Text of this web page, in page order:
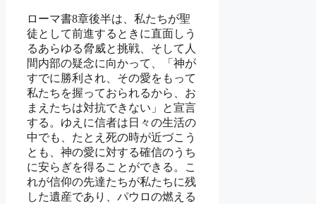
ローマ書8章後半は、私たちが聖
徒として前進するときに直面しう
るあらゆる脅威と挑戦、そして人
間内部の疑念に向かって、「神が
すでに勝利され、その愛をもって
私たちを握っておられるから、お
まえたちは対抗できない」と宣言
する。ゆえに信者は日々の生活の
中でも、たとえ死の時が近づこう
とも、神の愛に対する確信のうち
に安らぎを得ることができる。こ
れが信仰の先達たちが私たちに残
した遺産であり、パウロの燃える